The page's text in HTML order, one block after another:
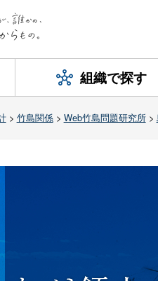
組織で探す
> 竹島関係> Web竹島問題研究所>